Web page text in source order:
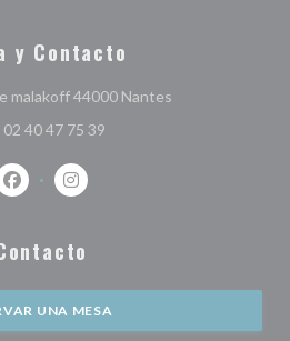
y Contacto
malakoff 44000 Nantes((abre en una
02 40 47 75 39
Facebook ((abre en una nueva
Instagram ((abre en una
UNA MESA